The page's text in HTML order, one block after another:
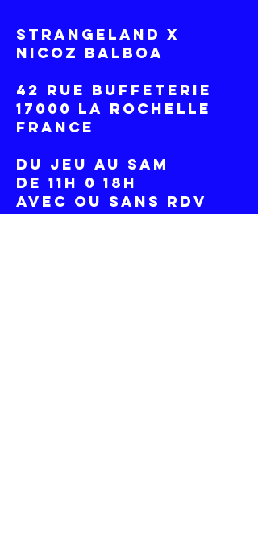
STRANGELAND x
NICOZ BALBOA
42 RUE BUFFETERIE
17000 LA ROCHELLE
France
DU Jeu AU SAM
DE 11H 0 18H
avec ou sans RDV